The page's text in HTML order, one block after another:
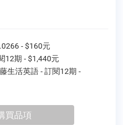
- $160元
12期 - $1,440元
生活英語 - 訂閱12期 -